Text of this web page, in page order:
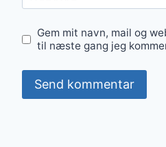
Gem mit navn, mail og
til næste gang jeg